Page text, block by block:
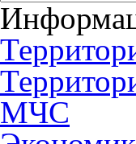
МЧС